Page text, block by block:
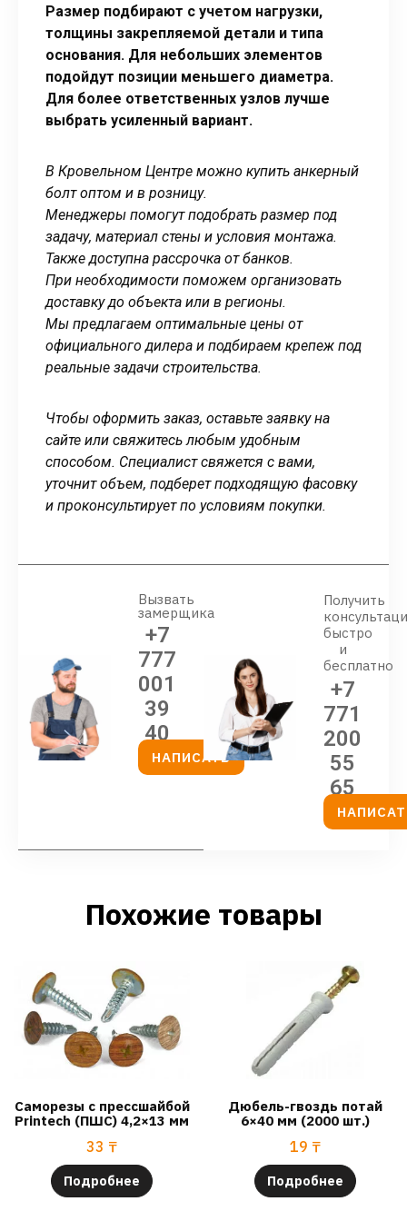
Размер подбирают с учетом нагрузки,
толщины закрепляемой детали и типа
основания. Для небольших элементов
подойдут позиции меньшего диаметра.
Для более ответственных узлов лучше
выбрать усиленный вариант.
В Кровельном Центре можно купить анкерный
болт оптом и в розницу.
Менеджеры помогут подобрать размер под
задачу, материал стены и условия монтажа.
Также доступна рассрочка от банков.
При необходимости поможем организовать
доставку до объекта или в регионы.
Мы предлагаем оптимальные цены от
официального дилера и подбираем крепеж под
реальные задачи строительства.
Чтобы оформить заказ, оставьте заявку на
сайте или свяжитесь любым удобным
способом. Специалист свяжется с вами,
уточнит объем, подберет подходящую фасовку
и проконсультирует по условиям покупки.
Вызвать
замерщика
+7
777
001
39
40
НАПИСАТЬ
Получить
быстро
и
бесплатно
+7
771
200
55
65
Похожие товары
Саморезы с прессшайбой
Printech (ПШC) 4,2×13 мм
33 ₸
Подробнее
Дюбель-гвоздь потай
6×40 мм (2000 шт.)
19 ₸
Подробнее